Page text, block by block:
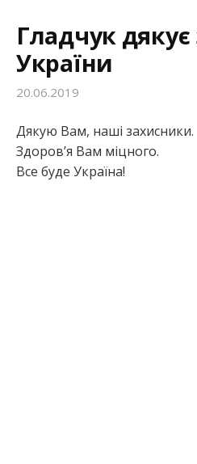
Гладчук
України
20.06.2019
Дякую Вам, наші захисники.
Здоров’я Вам міцного.
Все буде Україна!